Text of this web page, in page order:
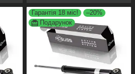
Гарантія 18 міс!
–20%
Подарунок